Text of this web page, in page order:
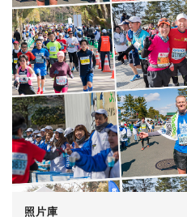
照片庫